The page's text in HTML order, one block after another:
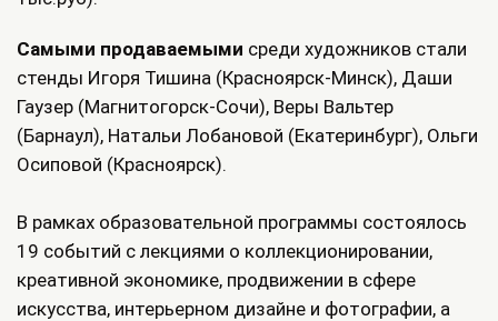
Самыми продаваемыми среди художников стали
стенды Игоря Тишина (Красноярск-Минск), Даши
Гаузер (Магнитогорск-Сочи), Веры Вальтер
(Барнаул), Натальи Лобановой (Екатеринбург), Ольги
Осиповой (Красноярск).
В рамках образовательной программы состоялось
19 событий с лекциями о коллекционировании,
креативной экономике, продвижении в сфере
искусства, интерьерном дизайне и фотографии, а